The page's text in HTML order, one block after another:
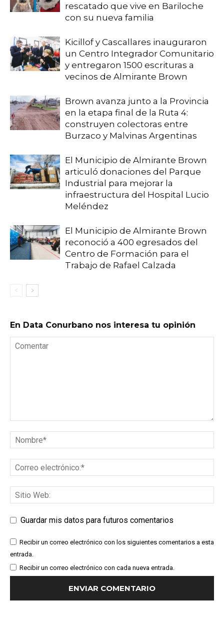
rescatado que vive en Bariloche
con su nueva familia
Kicillof y Cascallares inauguraron
un Centro Integrador Comunitario
y entregaron 1500 escrituras a
vecinos de Almirante Brown
Brown avanza junto a la Provincia
en la etapa final de la Ruta 4:
construyen colectoras entre
Burzaco y Malvinas Argentinas
El Municipio de Almirante Brown
articuló donaciones del Parque
Industrial para mejorar la
infraestructura del Hospital Lucio
Meléndez
El Municipio de Almirante Brown
reconoció a 400 egresados del
Centro de Formación para el
Trabajo de Rafael Calzada
En Data Conurbano nos interesa tu opinión
Guardar mis datos para futuros comentarios
Recibir un correo electrónico con los siguientes comentarios a esta
entrada.
Recibir un correo electrónico con cada nueva entrada.